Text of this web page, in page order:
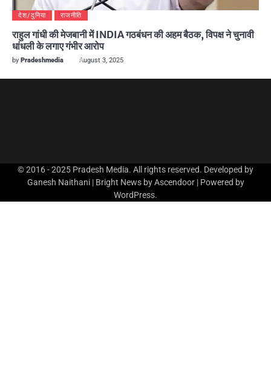
देश/दुनिया राजनीति
राहुल गांधी की मेजबानी में INDIA गठबंधन की अहम बैठक, विपक्ष ने चुनावी
धांधली के लगाए गंभीर आरोप
by Pradeshmedia August 3, 2025
© 2016 - 2025 Pradesh Media. All rights reserved. Developed by
Ganesh Naithani | Bright News byAscendoor| Powered by
WordPress.